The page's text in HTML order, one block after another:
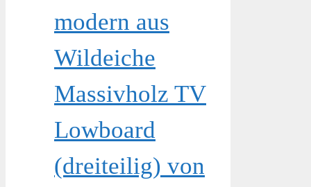
modern aus
Wildeiche
Massivholz TV
Lowboard
(dreiteilig) von